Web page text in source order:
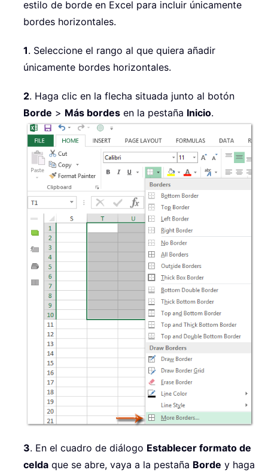
estilo de borde en Excel para incluir únicamente
bordes horizontales.
1. Seleccione el rango al que quiera añadir
únicamente bordes horizontales.
2. Haga clic en la flecha situada junto al botón
Borde > Más bordes en la pestaña Inicio.
3. En el cuadro de diálogo Establecer formato de
celda que se abre, vaya a la pestaña Borde y haga